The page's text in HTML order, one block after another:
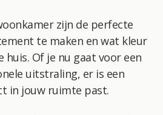
zijn de perfecte
te maken en wat kleur
huis. Of je nu gaat voor een
uitstraling, er is een
in jouw ruimte past.